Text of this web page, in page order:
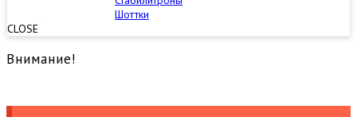
Шоттки
CLOSE
Внимание!